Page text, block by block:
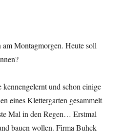
Montagmorgen. Heute soll
und schon einige
eines Klettergarten gesammelt
Mal in den Regen… Erstmal
bauen wollen. Firma Buhck